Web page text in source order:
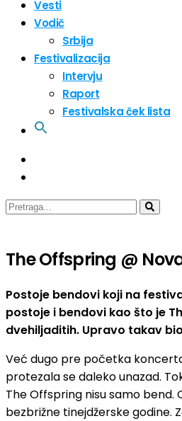
Vesti
Vodič
Srbija
Festivalizacija
Intervju
Raport
Festivalska ček lista
The Offspring @
Postoje bendovi koji na
postoje i bendovi kao što je
dvehiljaditih. Upravo takav
Već dugo pre početka
protezala se daleko unazad.
The Offspring nisu samo bend.
bezbrižne tinejdžerske godine.